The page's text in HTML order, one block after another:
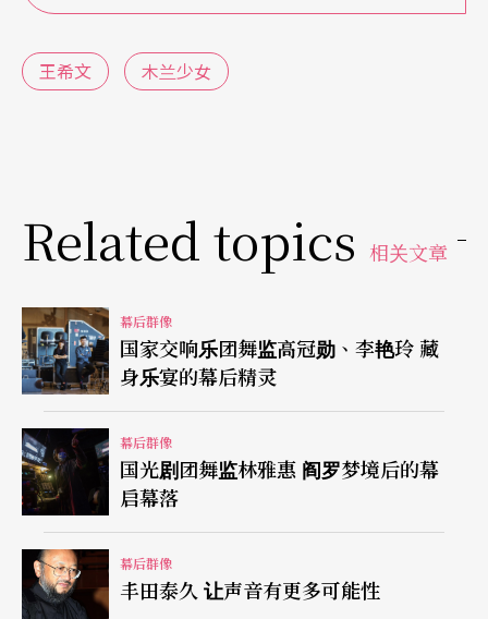
退伍之后他找到了外商银行的工作，虽然乐团还在
进行，但沉浸在满是薪水、车子、房子、家庭牵绊
只想要赶快有升迁、或者有些什么成就。」可是后
来他选择了辞去工作准备出国。但GMAT准备了两个
月完全不知道自己在做什么，直到慢慢定下心来，
才决定念音乐相关的管理或商业领域。但在同时他
也开始接触电影配乐、且遇到不少贵人与老师指点
迷津，因此便想透过接case来累积作品尝试看看自
己是否有创作的能力来申请「电影配乐」（Film Sc
oring）。而最后逐渐累积的作品与肯定，也让他更
加坚决前进纽约。期间跟著朋友听音乐会、看总
谱……才发现原来音乐并不只是摇滚、爵士或流
王希文 木兰少女
Related topics 相关文章
幕后群像
国家交响乐团舞监高冠勋、李艳玲 藏
身乐宴的幕后精灵
幕后群像
国光剧团舞监林雅惠 阎罗梦境后的幕
启幕落
幕后群像
丰田泰久 让声音有更多可能性